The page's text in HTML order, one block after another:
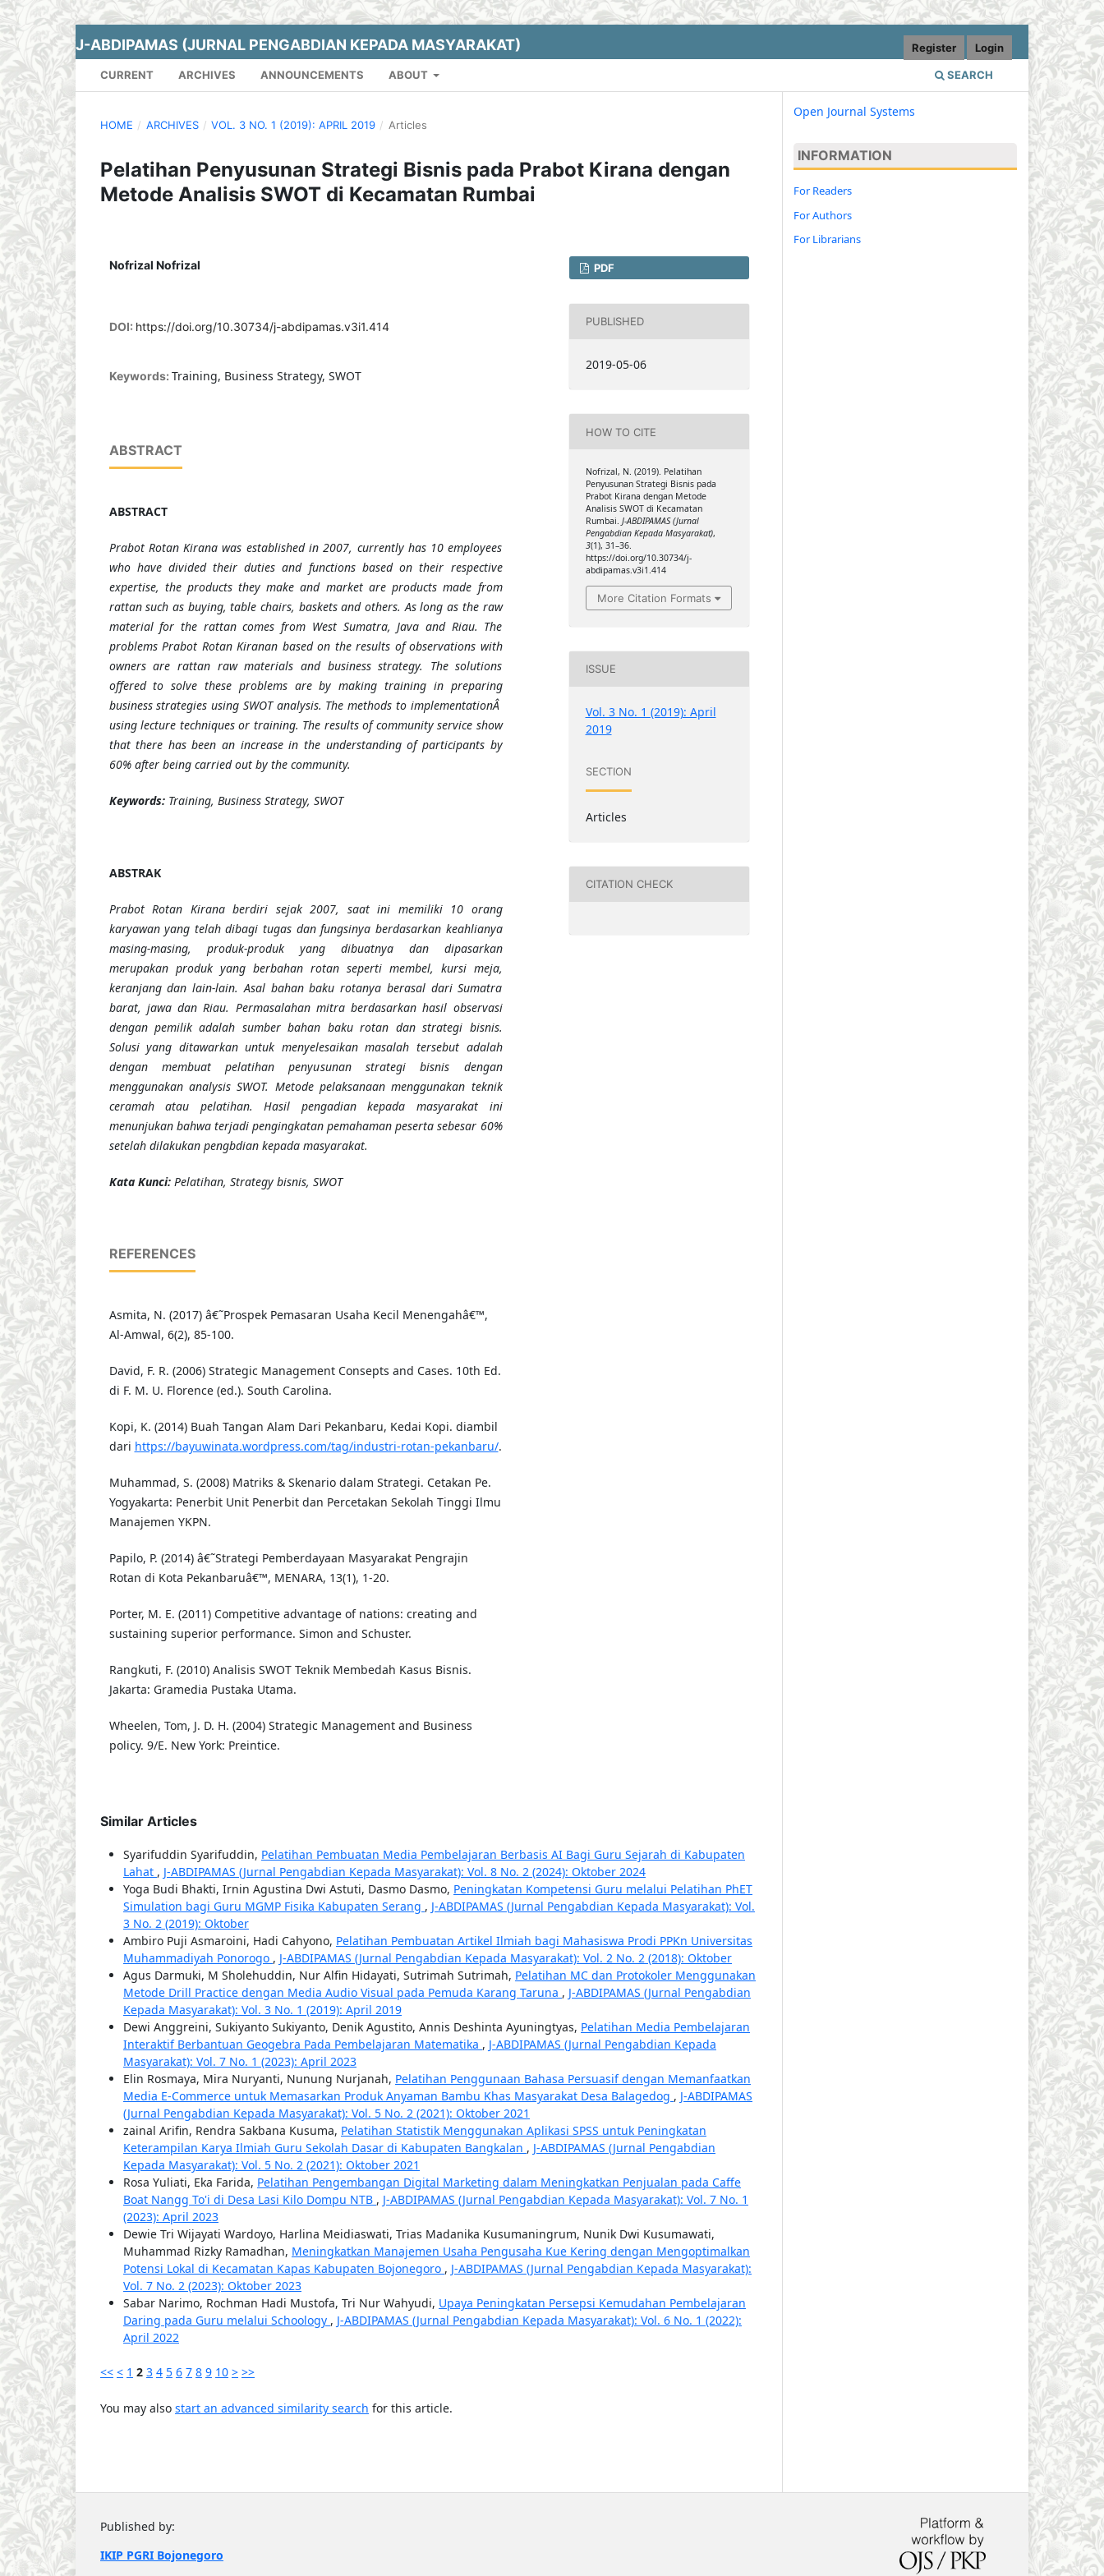
J-ABDIPAMAS (JURNAL PENGABDIAN KEPADA MASYARAKAT)
CURRENT ARCHIVES ANNOUNCEMENTS ABOUT SEARCH
Register Login
HOME / ARCHIVES / VOL. 3 NO. 1 (2019): APRIL 2019 / Articles
Pelatihan Penyusunan Strategi Bisnis pada Prabot Kirana dengan
Metode Analisis SWOT di Kecamatan Rumbai
Nofrizal Nofrizal
DOI: https://doi.org/10.30734/j-abdipamas.v3i1.414
Keywords: Training, Business Strategy, SWOT
ABSTRACT
ABSTRACT
Prabot Rotan Kirana was established in 2007, currently has 10 employees
who have divided their duties and functions based on their respective
expertise, the products they make and market are products made from
rattan such as buying, table chairs, baskets and others. As long as the raw
material for the rattan comes from West Sumatra, Java and Riau. The
problems Prabot Rotan Kiranan based on the results of observations with
owners are rattan raw materials and business strategy. The solutions
offered to solve these problems are by making training in preparing
business strategies using SWOT analysis. The methods to implementationÂ
using lecture techniques or training. The results of community service show
that there has been an increase in the understanding of participants by
60% after being carried out by the community.
Keywords: Training, Business Strategy, SWOT
ABSTRAK
Prabot Rotan Kirana berdiri sejak 2007, saat ini memiliki 10 orang
karyawan yang telah dibagi tugas dan fungsinya berdasarkan keahlianya
masing-masing, produk-produk yang dibuatnya dan dipasarkan
merupakan produk yang berbahan rotan seperti membel, kursi meja,
keranjang dan lain-lain. Asal bahan baku rotanya berasal dari Sumatra
barat, jawa dan Riau. Permasalahan mitra berdasarkan hasil observasi
dengan pemilik adalah sumber bahan baku rotan dan strategi bisnis.
Solusi yang ditawarkan untuk menyelesaikan masalah tersebut adalah
dengan membuat pelatihan penyusunan strategi bisnis dengan
menggunakan analysis SWOT. Metode pelaksanaan menggunakan teknik
ceramah atau pelatihan. Hasil pengadian kepada masyarakat ini
menunjukan bahwa terjadi pengingkatan pemahaman peserta sebesar 60%
setelah dilakukan pengbdian kepada masyarakat.
Kata Kunci: Pelatihan, Strategy bisnis, SWOT
REFERENCES
Asmita, N. (2017) â€˜Prospek Pemasaran Usaha Kecil Menengahâ€™,
Al-Amwal, 6(2), 85-100.
David, F. R. (2006) Strategic Management Consepts and Cases. 10th Ed.
di F. M. U. Florence (ed.). South Carolina.
Kopi, K. (2014) Buah Tangan Alam Dari Pekanbaru, Kedai Kopi. diambil
dari https://bayuwinata.wordpress.com/tag/industri-rotan-pekanbaru/.
Muhammad, S. (2008) Matriks & Skenario dalam Strategi. Cetakan Pe.
Yogyakarta: Penerbit Unit Penerbit dan Percetakan Sekolah Tinggi Ilmu
Manajemen YKPN.
Papilo, P. (2014) â€˜Strategi Pemberdayaan Masyarakat Pengrajin
Rotan di Kota Pekanbaruâ€™, MENARA, 13(1), 1-20.
Porter, M. E. (2011) Competitive advantage of nations: creating and
sustaining superior performance. Simon and Schuster.
Rangkuti, F. (2010) Analisis SWOT Teknik Membedah Kasus Bisnis.
Jakarta: Gramedia Pustaka Utama.
Wheelen, Tom, J. D. H. (2004) Strategic Management and Business
policy. 9/E. New York: Preintice.
PDF
PUBLISHED
2019-05-06
HOW TO CITE
Nofrizal, N. (2019). Pelatihan
Penyusunan Strategi Bisnis pada
Prabot Kirana dengan Metode
Analisis SWOT di Kecamatan
Rumbai. J-ABDIPAMAS (Jurnal
Pengabdian Kepada Masyarakat),
3(1), 31–36.
https://doi.org/10.30734/j-
abdipamas.v3i1.414
More Citation Formats
ISSUE
Vol. 3 No. 1 (2019): April
2019
SECTION
Articles
CITATION CHECK
Similar Articles
Syarifuddin Syarifuddin, Pelatihan Pembuatan Media Pembelajaran Berbasis AI Bagi Guru Sejarah di Kabupaten
Lahat , J-ABDIPAMAS (Jurnal Pengabdian Kepada Masyarakat): Vol. 8 No. 2 (2024): Oktober 2024
Yoga Budi Bhakti, Irnin Agustina Dwi Astuti, Dasmo Dasmo, Peningkatan Kompetensi Guru melalui Pelatihan PhET
Simulation bagi Guru MGMP Fisika Kabupaten Serang , J-ABDIPAMAS (Jurnal Pengabdian Kepada Masyarakat): Vol.
3 No. 2 (2019): Oktober
Ambiro Puji Asmaroini, Hadi Cahyono, Pelatihan Pembuatan Artikel Ilmiah bagi Mahasiswa Prodi PPKn Universitas
Muhammadiyah Ponorogo , J-ABDIPAMAS (Jurnal Pengabdian Kepada Masyarakat): Vol. 2 No. 2 (2018): Oktober
Agus Darmuki, M Sholehuddin, Nur Alfin Hidayati, Sutrimah Sutrimah, Pelatihan MC dan Protokoler Menggunakan
Metode Drill Practice dengan Media Audio Visual pada Pemuda Karang Taruna , J-ABDIPAMAS (Jurnal Pengabdian
Kepada Masyarakat): Vol. 3 No. 1 (2019): April 2019
Dewi Anggreini, Sukiyanto Sukiyanto, Denik Agustito, Annis Deshinta Ayuningtyas, Pelatihan Media Pembelajaran
Interaktif Berbantuan Geogebra Pada Pembelajaran Matematika , J-ABDIPAMAS (Jurnal Pengabdian Kepada
Masyarakat): Vol. 7 No. 1 (2023): April 2023
Elin Rosmaya, Mira Nuryanti, Nunung Nurjanah, Pelatihan Penggunaan Bahasa Persuasif dengan Memanfaatkan
Media E-Commerce untuk Memasarkan Produk Anyaman Bambu Khas Masyarakat Desa Balagedog , J-ABDIPAMAS
(Jurnal Pengabdian Kepada Masyarakat): Vol. 5 No. 2 (2021): Oktober 2021
zainal Arifin, Rendra Sakbana Kusuma, Pelatihan Statistik Menggunakan Aplikasi SPSS untuk Peningkatan
Keterampilan Karya Ilmiah Guru Sekolah Dasar di Kabupaten Bangkalan , J-ABDIPAMAS (Jurnal Pengabdian
Kepada Masyarakat): Vol. 5 No. 2 (2021): Oktober 2021
Rosa Yuliati, Eka Farida, Pelatihan Pengembangan Digital Marketing dalam Meningkatkan Penjualan pada Caffe
Boat Nangg To'i di Desa Lasi Kilo Dompu NTB , J-ABDIPAMAS (Jurnal Pengabdian Kepada Masyarakat): Vol. 7 No. 1
(2023): April 2023
Dewie Tri Wijayati Wardoyo, Harlina Meidiaswati, Trias Madanika Kusumaningrum, Nunik Dwi Kusumawati,
Muhammad Rizky Ramadhan, Meningkatkan Manajemen Usaha Pengusaha Kue Kering dengan Mengoptimalkan
Potensi Lokal di Kecamatan Kapas Kabupaten Bojonegoro , J-ABDIPAMAS (Jurnal Pengabdian Kepada Masyarakat):
Vol. 7 No. 2 (2023): Oktober 2023
Sabar Narimo, Rochman Hadi Mustofa, Tri Nur Wahyudi, Upaya Peningkatan Persepsi Kemudahan Pembelajaran
Daring pada Guru melalui Schoology , J-ABDIPAMAS (Jurnal Pengabdian Kepada Masyarakat): Vol. 6 No. 1 (2022):
April 2022
<< < 1 2 3 4 5 6 7 8 9 10 > >>
You may also start an advanced similarity search for this article.
Open Journal Systems
INFORMATION
For Readers
For Authors
For Librarians
Published by:
IKIP PGRI Bojonegoro